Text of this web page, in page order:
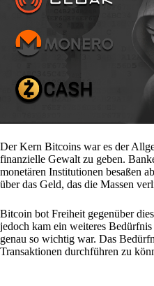
Der Kern Bitcoins war es der
finanzielle Gewalt zu geben.
monetären Institutionen besaßen
über das Geld, das die Massen
Bitcoin bot Freiheit gegenüber
jedoch kam ein weiteres
genau so wichtig war. Das
Transaktionen durchführen zu